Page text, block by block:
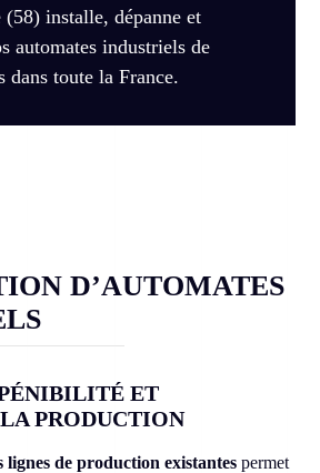
installe, dépanne et
automates industriels de
dans toute la France.
D’AUTOMATES
ET
PRODUCTION
lignes de production existantes permet